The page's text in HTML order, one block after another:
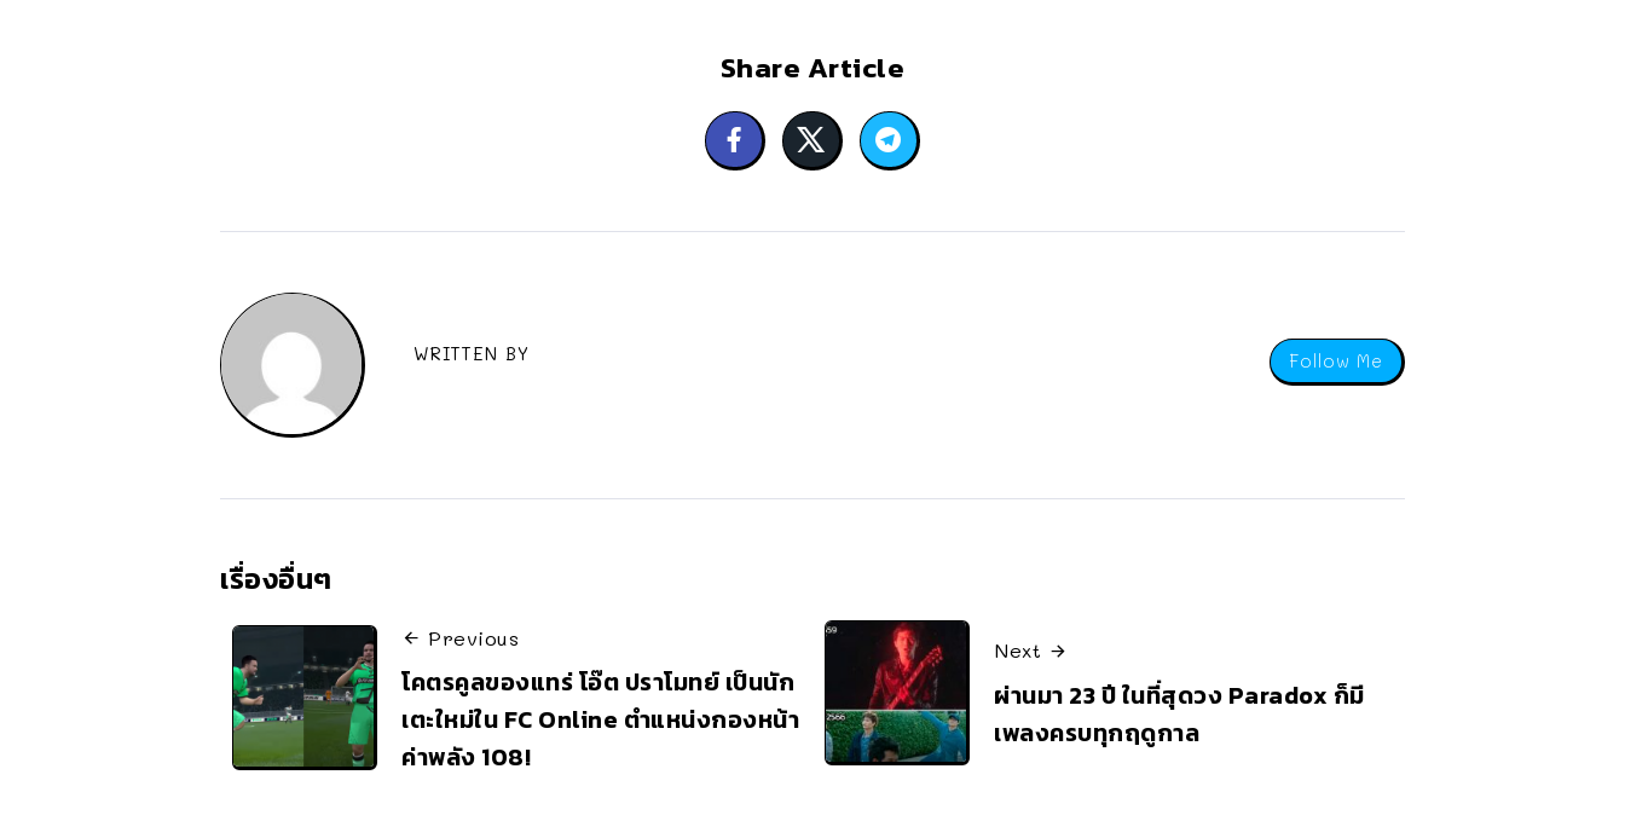
Share Article
Follow Me
WRITTEN BY
เรื่องอื่นๆ
Previous
โคตรคูลของแทร่ โอ๊ต ปราโมทย์ เป็นนัก
เตะใหม่ใน FC Online ตำแหน่งกองหน้า
ค่าพลัง 108!
Next
ผ่านมา 23 ปี ในที่สุดวง Paradox ก็มี
เพลงครบทุกฤดูกาล